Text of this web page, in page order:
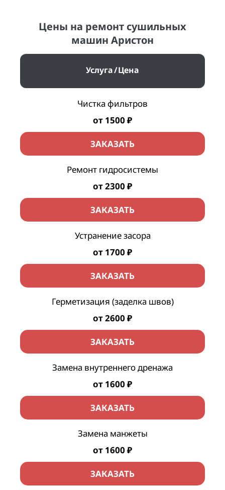
Цены на ремонт сушильных
машин Аристон
Услуга Цена
Чистка фильтров
от 1500 ₽
ЗАКАЗАТЬ
Ремонт гидросистемы
от 2300 ₽
ЗАКАЗАТЬ
Устранение засора
от 1700 ₽
ЗАКАЗАТЬ
Герметизация (заделка швов)
от 2600 ₽
ЗАКАЗАТЬ
Замена внутреннего дренажа
от 1600 ₽
ЗАКАЗАТЬ
Замена манжеты
от 1600 ₽
ЗАКАЗАТЬ